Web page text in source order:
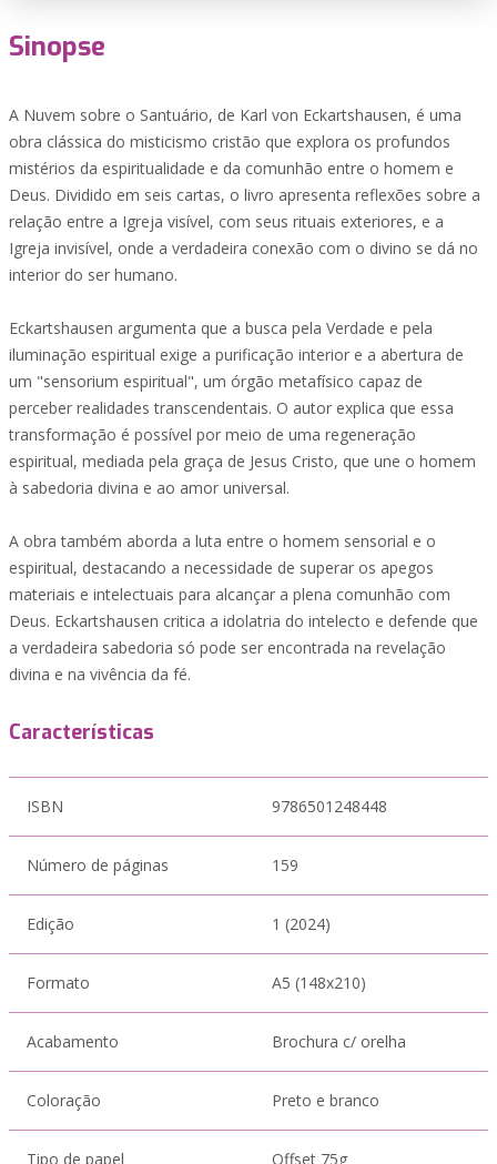
Sinopse
A Nuvem sobre o Santuário, de Karl von Eckartshausen, é uma
obra clássica do misticismo cristão que explora os profundos
mistérios da espiritualidade e da comunhão entre o homem e
Deus. Dividido em seis cartas, o livro apresenta reflexões sobre a
relação entre a Igreja visível, com seus rituais exteriores, e a
Igreja invisível, onde a verdadeira conexão com o divino se dá no
interior do ser humano.
Eckartshausen argumenta que a busca pela Verdade e pela
iluminação espiritual exige a purificação interior e a abertura de
um "sensorium espiritual", um órgão metafísico capaz de
perceber realidades transcendentais. O autor explica que essa
transformação é possível por meio de uma regeneração
espiritual, mediada pela graça de Jesus Cristo, que une o homem
à sabedoria divina e ao amor universal.
A obra também aborda a luta entre o homem sensorial e o
espiritual, destacando a necessidade de superar os apegos
materiais e intelectuais para alcançar a plena comunhão com
Deus. Eckartshausen critica a idolatria do intelecto e defende que
a verdadeira sabedoria só pode ser encontrada na revelação
divina e na vivência da fé.
Características
ISBN 9786501248448
Número de páginas 159
Edição 1 (2024)
Formato A5 (148x210)
Acabamento Brochura c/ orelha
Coloração Preto e branco
Tipo de papel Offset 75g